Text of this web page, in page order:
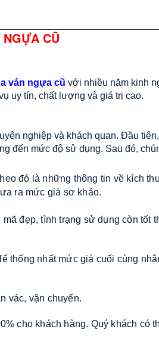
CŨ
ván ngựa cũ với nhiều năm kinh
uy tín, chất lượng và giá trị cao.
nghiệp và khách quan. Đầu
đến mức độ sử dụng. Sau đó,
đó là những thông tin về kích
ra mức giá sơ khảo.
đẹp, tình trạng sử dụng còn tốt
thống nhất mức giá cuối cùng
vác, vận chuyển.
cho khách hàng. Quý khách có